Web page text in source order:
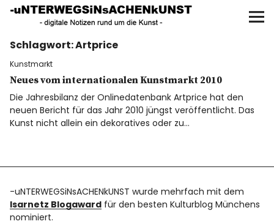
UNTERWEGS IN SACHEN
KUNST
Start
AKTUELLE AUSSTELLUNGEN
KUNSTSPAZIERGÄNGE
Schlagwort:Artprice
Kunstmarkt
Neues vom internationalen Kunstmarkt 2010
Die Jahresbilanz der Onlinedatenbank Artprice hat den
neuen Bericht für das Jahr 2010 jüngst veröffentlicht. Das
Kunst nicht allein ein dekoratives oder zu…
-uNTERWEGSiNsACHENkUNST wurde mehrfach mit dem
Isarnetz Blogaward für den besten Kulturblog Münchens
nominiert.